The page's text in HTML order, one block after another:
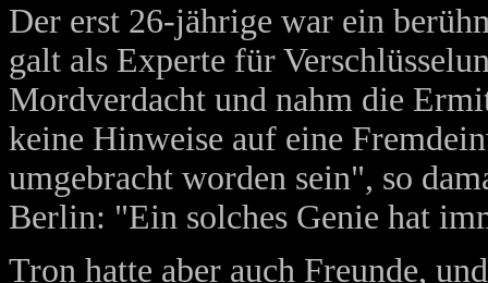
Der erst 26-jährige war ein
galt als Experte für
Mordverdacht und nahm die
keine Hinweise auf eine
umgebracht worden sein", so
Berlin: "Ein solches Genie hat
Tron hatte aber auch Freunde,